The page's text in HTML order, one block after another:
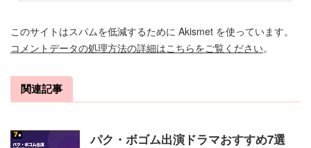
このサイトはスパムを低減するために Akismet を使っています。
コメントデータの処理方法の詳細はこちらをご覧ください。
関連記事
パク・ボゴム出演ドラマおすすめ7選